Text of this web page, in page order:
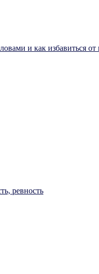
и как избавиться от
ревность